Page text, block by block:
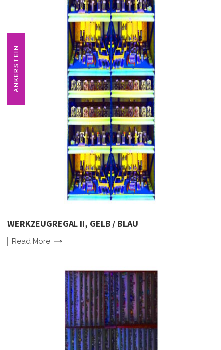
ANKERSTEIN
WERKZEUGREGAL II, GELB / BLAU
Read More